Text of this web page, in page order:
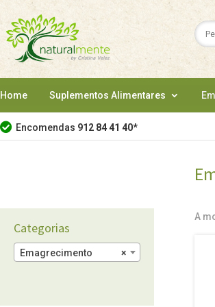
Home Suplementos Alimentares
Encomendas 912 84 41 40*
Categorias
×
Emagrecimento
A